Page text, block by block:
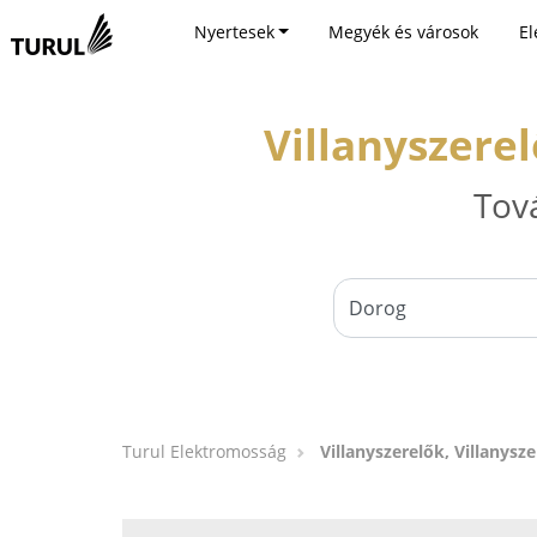
Nyertesek Megyék és városok
Turul Elektromosság Villanyszerelők,